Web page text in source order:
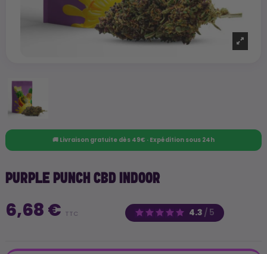
🚚 Livraison gratuite dès 49€ · Expédition sous 24h
PURPLE PUNCH CBD INDOOR
4.3 / 5
6,68 € TTC